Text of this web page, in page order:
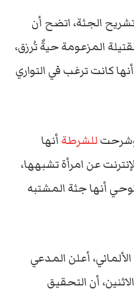
تشريح الجثة، اتضح أن
المزعومة حيةٌ تُرزق،
كانت ترغب في التواري
“وشرحتللشرطةأنها
عن امرأة تشبهها،
أنها جثة المشتبه
الألماني، أعلن المدعي
أن التحقيق